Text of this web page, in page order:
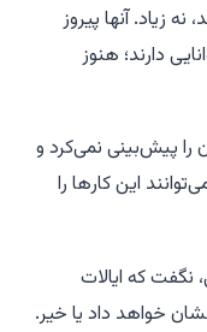
زیاد. آنها پیروز
دارند؛ هنوز
پیش‌بینی نمی‌کرد و
این کارها را
نگفت که ایالات
خواهد داد یا خیر.